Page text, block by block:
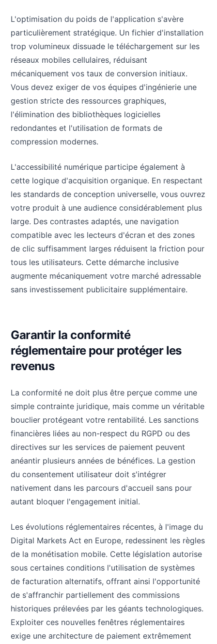
L'optimisation du poids de l'application s'avère
particulièrement stratégique. Un fichier d'installation
trop volumineux dissuade le téléchargement sur les
réseaux mobiles cellulaires, réduisant
mécaniquement vos taux de conversion initiaux.
Vous devez exiger de vos équipes d'ingénierie une
gestion stricte des ressources graphiques,
l'élimination des bibliothèques logicielles
redondantes et l'utilisation de formats de
compression modernes.
L'accessibilité numérique participe également à
cette logique d'acquisition organique. En respectant
les standards de conception universelle, vous ouvrez
votre produit à une audience considérablement plus
large. Des contrastes adaptés, une navigation
compatible avec les lecteurs d'écran et des zones
de clic suffisamment larges réduisent la friction pour
tous les utilisateurs. Cette démarche inclusive
augmente mécaniquement votre marché adressable
sans investissement publicitaire supplémentaire.
Garantir la conformité
réglementaire pour protéger les
revenus
La conformité ne doit plus être perçue comme une
simple contrainte juridique, mais comme un véritable
bouclier protégeant votre rentabilité. Les sanctions
financières liées au non-respect du RGPD ou des
directives sur les services de paiement peuvent
anéantir plusieurs années de bénéfices. La gestion
du consentement utilisateur doit s'intégrer
nativement dans les parcours d'accueil sans pour
autant bloquer l'engagement initial.
Les évolutions réglementaires récentes, à l'image du
Digital Markets Act en Europe, redessinent les règles
de la monétisation mobile. Cette législation autorise
sous certaines conditions l'utilisation de systèmes
de facturation alternatifs, offrant ainsi l'opportunité
de s'affranchir partiellement des commissions
historiques prélevées par les géants technologiques.
Exploiter ces nouvelles fenêtres réglementaires
exige une architecture de paiement extrêmement